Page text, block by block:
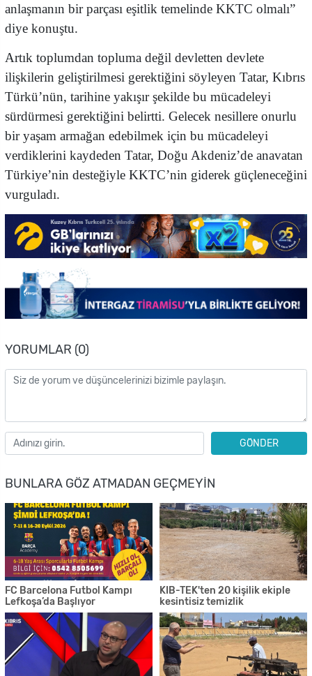
anlaşmanın bir parçası eşitlik temelinde KKTC olmalı”
diye konuştu.
Artık toplumdan topluma değil devletten devlete
ilişkilerin geliştirilmesi gerektiğini söyleyen Tatar, Kıbrıs
Türkü’nün, tarihine yakışır şekilde bu mücadeleyi
sürdürmesi gerektiğini belirtti. Gelecek nesillere onurlu
bir yaşam armağan edebilmek için bu mücadeleyi
verdiklerini kaydeden Tatar, Doğu Akdeniz’de anavatan
Türkiye’nin desteğiyle KKTC’nin giderek güçleneceğini
vurguladı.
YORUMLAR (0)
GÖNDER
BUNLARA GÖZ ATMADAN GEÇMEYIN
FC Barcelona Futbol Kampı
Lefkoşa’da Başlıyor
KIB-TEK'ten 20 kişilik ekiple
kesintisiz temizlik